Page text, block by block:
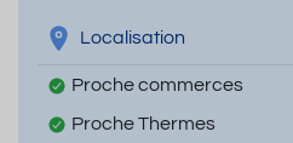
Localisation
Proche commerces
Proche Thermes